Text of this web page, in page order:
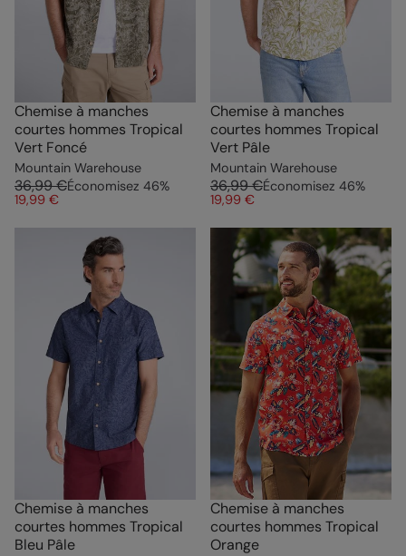
Chemise à manches
courtes hommes Tropical
Vert Foncé
Mountain Warehouse
36,99 €Économisez 46%
19,99 €
Chemise à manches
courtes hommes Tropical
Vert Pâle
Mountain Warehouse
36,99 €Économisez 46%
19,99 €
Chemise à manches
courtes hommes Tropical
Bleu Pâle
Chemise à manches
courtes hommes Tropical
Orange